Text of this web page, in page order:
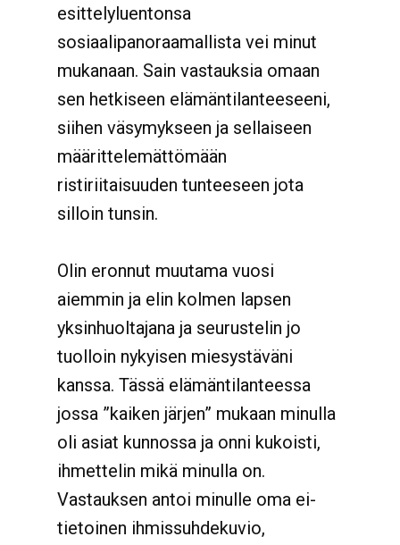
esittelyluentonsa
sosiaalipanoraamallista vei minut
mukanaan. Sain vastauksia omaan
sen hetkiseen elämäntilanteeseeni,
siihen väsymykseen ja sellaiseen
määrittelemättömään
ristiriitaisuuden tunteeseen jota
silloin tunsin.
Olin eronnut muutama vuosi
aiemmin ja elin kolmen lapsen
yksinhuoltajana ja seurustelin jo
tuolloin nykyisen miesystäväni
kanssa. Tässä elämäntilanteessa
jossa ”kaiken järjen” mukaan minulla
oli asiat kunnossa ja onni kukoisti,
ihmettelin mikä minulla on.
Vastauksen antoi minulle oma ei-
tietoinen ihmissuhdekuvio,